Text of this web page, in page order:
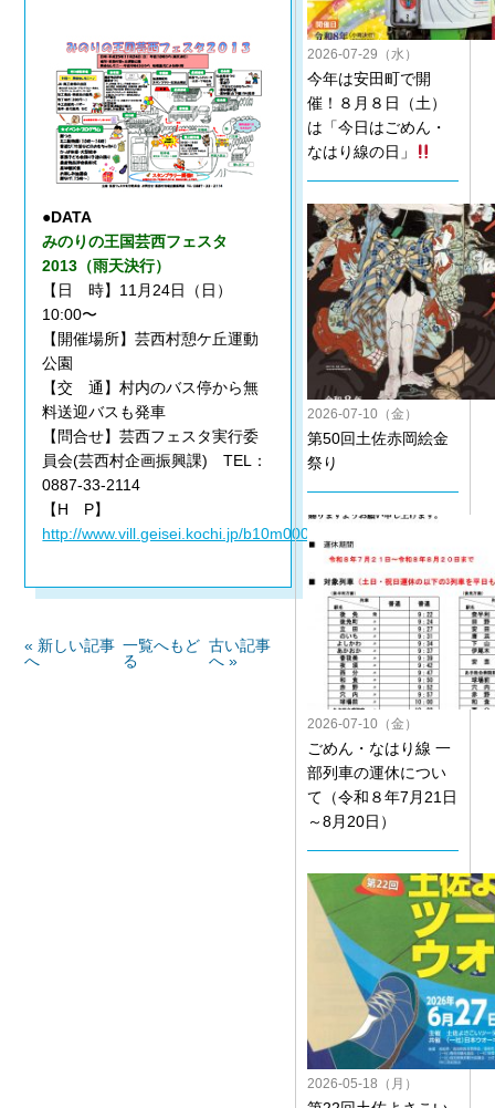
●DATA
みのりの王国芸西フェスタ
2013（雨天決行）
【日 時】11月24日（日）
10:00〜
【開催場所】芸西村憩ケ丘運動
公園
【交 通】村内のバス停から無
料送迎バスも発車
【問合せ】芸西フェスタ実行委
員会(芸西村企画振興課) TEL：
0887-33-2114
【H P】
http://www.vill.geisei.kochi.jp/b10m00000026.html
« 新しい記事
へ
一覧へもど
る
古い記事
へ »
2026-07-29（水）
今年は安田町で開
催！８月８日（土）
は「今日はごめん・
なはり線の日」
2026-07-10（金）
第50回土佐赤岡絵金
祭り
2026-07-10（金）
ごめん・なはり線 一
部列車の運休につい
て（令和８年7月21日
～8月20日）
2026-05-18（月）